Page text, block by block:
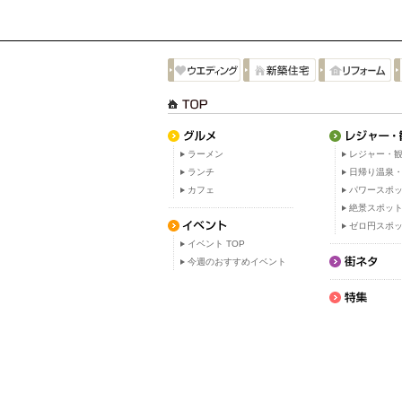
ラーメン
ランチ
カフェ
イベント TOP
今週のおすすめイベント
レジャー・
日帰り温泉
パワースポ
絶景スポット
ゼロ円スポ